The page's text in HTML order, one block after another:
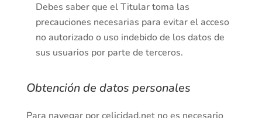
Debes saber que el Titular toma las
precauciones necesarias para evitar el acceso
no autorizado o uso indebido de los datos de
sus usuarios por parte de terceros.
Obtención de datos personales